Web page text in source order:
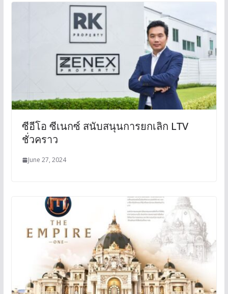
ซีอีโอ ซีเนกซ์ สนับสนุนการยกเลิก LTV
ชั่วคราว
June 27, 2024